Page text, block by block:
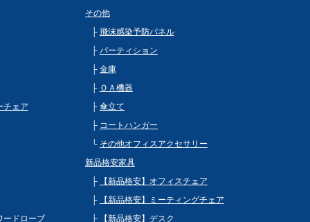
チェア
ードローブ
その他
飛沫感染予防パネル
パーティション
金庫
ＯＡ機器
傘立て
コートハンガー
その他オフィスアクセサリー
新品格安家具
【新品格安】オフィスチェア
【新品格安】ミーティングチェア
【新品格安】デスク